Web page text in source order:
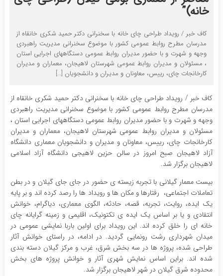
خانه)”
کاف خبر / رویداد طراحی چای خانه‌ با سخنرانی دکتر حمید شکری خانقاه از
مدرسان مطرح روابط عمومی کشور با موضوع سخنرانی مدیریت راهبردی
وجهه و شهرت و با حضور مدیران روابط عمومی دستگاههای اجرایی استان
، مسئولان و مدیران روابط عمومی شهرستان لاهیجان، معماران و مدیران
کارخانجات چای، رییس، معاونان و مدیران و دانشجویان […]
کاف خبر / رویداد طراحی چای خانه‌ با سخنرانی دکتر حمید شکری خانقاه از
مدرسان مطرح روابط عمومی کشور با موضوع سخنرانی مدیریت راهبردی
وجهه و شهرت و با حضور مدیران روابط عمومی دستگاههای اجرایی استان ،
مسئولان و مدیران روابط عمومی شهرستان لاهیجان، معماران و مدیران
کارخانجات چای، رییس، معاونان و مدیران و دانشجویان معماری دانشگاه
آزاد لاهیجان صبح امروز در سالن حزین لاهیجی دانشگاه آزاد اسلامی
لاهیجان برگزار شد.
بیست معمار گیلانی با تجربه زیسته ی حضور در جای جای گیلان و در بطن
تعاملات اجتماعی، رفتارها و مکان ها و رویداد ها را رصد کرده اند و بر پایه
یک ایده، روایت، تجربه، قصه، حادثه، الگوی معماری، دیاگرام، خوانش
انتقادی و یا بر اساس یک ایده ی تکتونیک، اقلیمی و زمینه گرایانه چای
خانه ای را خلق کرده اند. این رویداد برای اولین باربا نمایشی عمومی در
میدان شهرداری رشت رونمایی گردید. در ادامه، در راستای خوانش آثار
طراحی شده، پروژه ها در سه بخش شرق، غرب و مرکز گیلان دسته بندی
شده اند. براین اساس نمایش شهری آثار و خوانش پروژه های بخش
محدوده شرق گیلان در شهر لاهیجان برگزار شد.